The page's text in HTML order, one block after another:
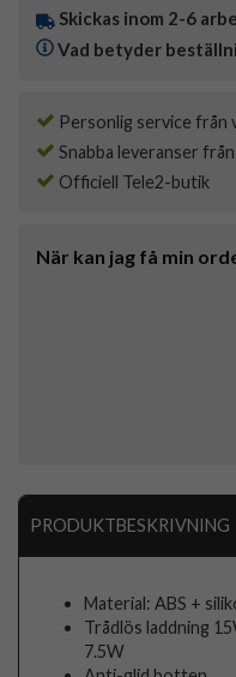
Skickas inom 2-6
Vad betyder
Personlig service från
Snabba leveranser
Officiell Tele2-butik
När kan jag få min
PRODUKTBESKRIVNING
Material: ABS +
Trådlös laddning
7.5W